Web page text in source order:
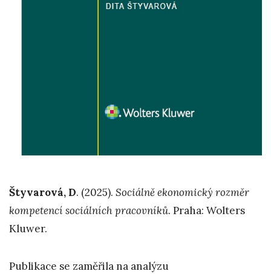
Štyvarová, D. (2025). Sociálně ekonomický rozměr
kompetencí sociálních pracovníků. Praha: Wolters
Kluwer.
Publikace se zaměřila na analýzu